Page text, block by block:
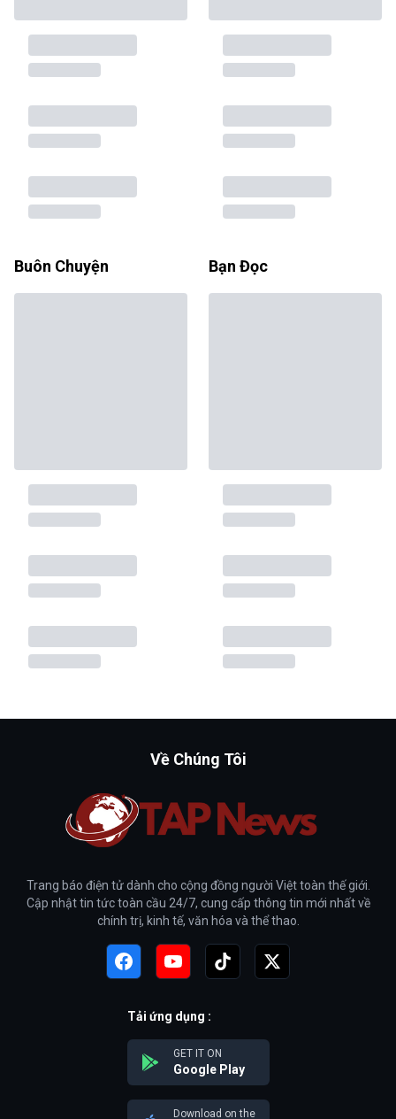
Buôn Chuyện Bạn Đọc
Về Chúng Tôi
Trang báo điện tử dành cho cộng đồng người Việt toàn thế giới.
Cập nhật tin tức toàn cầu 24/7, cung cấp thông tin mới nhất về
chính trị, kinh tế, văn hóa và thể thao.
Tải ứng dụng :
GET IT ON
Google Play
Download on the